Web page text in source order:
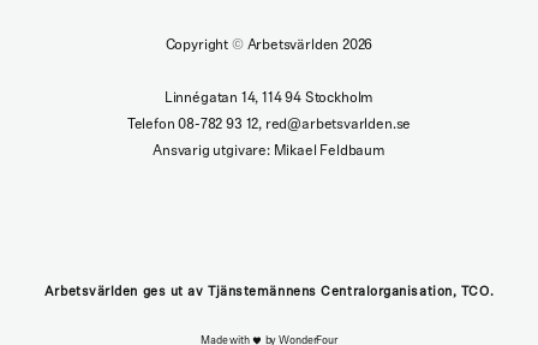
Copyright ©Arbetsvärlden 2026
Linnégatan 14, 114 94 Stockholm
Telefon 08-782 93 12, red@arbetsvarlden.se
Ansvarig utgivare: Mikael Feldbaum
Arbetsvärlden ges ut av Tjänstemännens Centralorganisation, TCO.
Made with by WonderFour